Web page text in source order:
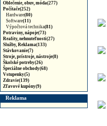
Oblečenie, obuv, móda(277)
Počítače(252)
Hardware(80)
Software(11)
Výpočtová technika(81)
Potraviny, nápoje(73)
Reality, nehnuteľnosti(27)
Služby, Reklama(133)
Stávkovanie(7)
Stroje, prístroje, nástroje(8)
Školské potreby(26)
Špeciálne obchody(68)
Vstupenky(5)
Zdravie(139)
Zľavové kupóny(9)
Reklama